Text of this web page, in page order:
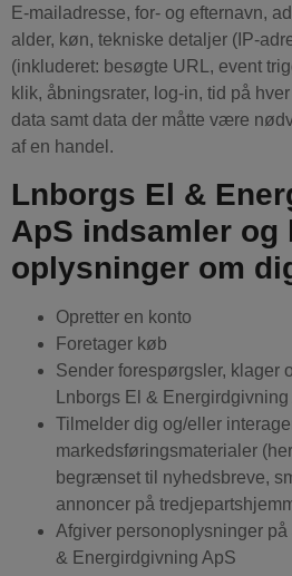
E-mailadresse, for- og efternavn,
alder, køn, tekniske detaljer (IP-
(inkluderet: besøgte URL, event
klik, åbningsrater, log-in, tid på
data samt data der måtte være
af en handel.
Lnborgs El &
ApS indsamler og
oplysninger om
Opretter en konto
Foretager køb
Sender forespørgsler, klager
Lnborgs El &
Tilmelder dig og/eller
markedsføringsmaterialer
begrænset til nyhedsbreve,
annoncer på
Afgiver personoplysninger på
& Energirdgivning ApS